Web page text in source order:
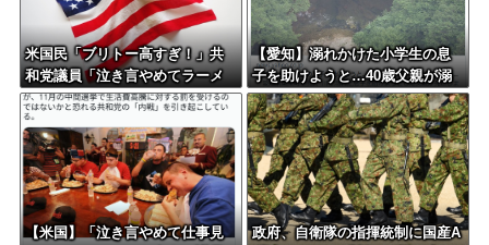
米国民「ブリトー高すぎ！」共
和党議員「泣き言やめてラーメ
ン食え」→副大統領まで参戦ｗ
ｗｗ
【愛知】溺れかけた小学生の息
子を助けようと…40歳父親が溺
れ死亡 家族3人で川遊びに 息子
は妻に助けられる
【米国】「泣き言やめて仕事見 政府、自衛隊の指揮統制に国産A